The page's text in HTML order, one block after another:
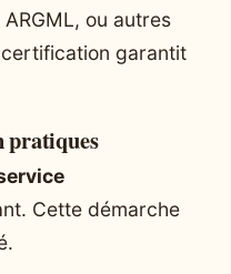
ARGML, ou autres
garantit
pratiques
Cette démarche